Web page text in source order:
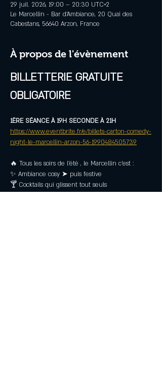
29 juil. 2026, 19:00 – 20:30 UTC+2
Le Marcellin - Bar d’Ambiance, 20 Quai des
Cabestans, 56640 Arzon, France
À propos de l'évènement
BILLETTERIE GRATUITE
OBLIGATOIRE
1ÈRE SÉANCE À 19H SECONDE À 21H
https://www.eventbrite.fr/e/billets-carton-comedy-
night-le-marcellin-arzon-56-1990484505739
🔥 Tous les soirs de l’été , le Marcellin c’est :
✨ Ambiance cosy ➤ puis festive
🍸 Cocktails qui glissent tout seuls